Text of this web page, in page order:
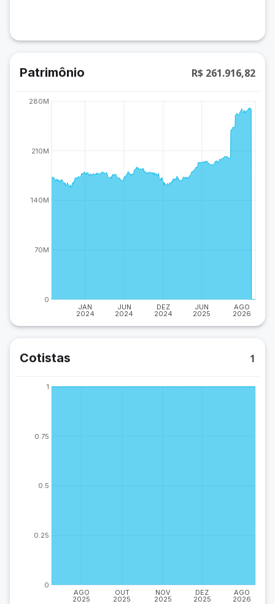
Patrimônio R$ 261.916,82
JAN
2024
JUN
2024
DEZ
2024
JUN
2025
AGO
2026
0
70M
140M
210M
280M
Cotistas 1
AGO
2025
OUT
2025
NOV
2025
DEZ
2025
AGO
2026
0
0.25
0.5
0.75
1